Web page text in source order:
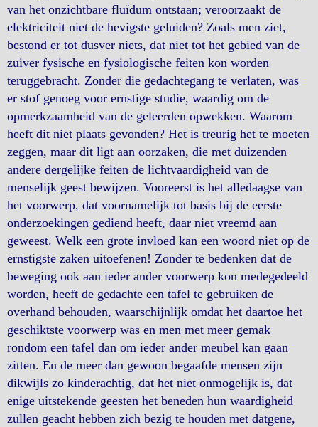
van het onzichtbare fluïdum ontstaan; veroorzaakt de
elektriciteit niet de hevigste geluiden? Zoals men ziet,
bestond er tot dusver niets, dat niet tot het gebied van de
zuiver fysische en fysiologische feiten kon worden
teruggebracht. Zonder die gedachtegang te verlaten, was
er stof genoeg voor ernstige studie, waardig om de
opmerkzaamheid van de geleerden opwekken. Waarom
heeft dit niet plaats gevonden? Het is treurig het te moeten
zeggen, maar dit ligt aan oorzaken, die met duizenden
andere dergelijke feiten de lichtvaardigheid van de
menselijk geest bewijzen. Vooreerst is het alledaagse van
het voorwerp, dat voornamelijk tot basis bij de eerste
onderzoekingen gediend heeft, daar niet vreemd aan
geweest. Welk een grote invloed kan een woord niet op de
ernstigste zaken uitoefenen! Zonder te bedenken dat de
beweging ook aan ieder ander voorwerp kon medegedeeld
worden, heeft de gedachte een tafel te gebruiken de
overhand behouden, waarschijnlijk omdat het daartoe het
geschiktste voorwerp was en men met meer gemak
rondom een tafel dan om ieder ander meubel kan gaan
zitten. En de meer dan gewoon begaafde mensen zijn
dikwijls zo kinderachtig, dat het niet onmogelijk is, dat
enige uitstekende geesten het beneden hun waardigheid
zullen geacht hebben zich bezig te houden met datgene,